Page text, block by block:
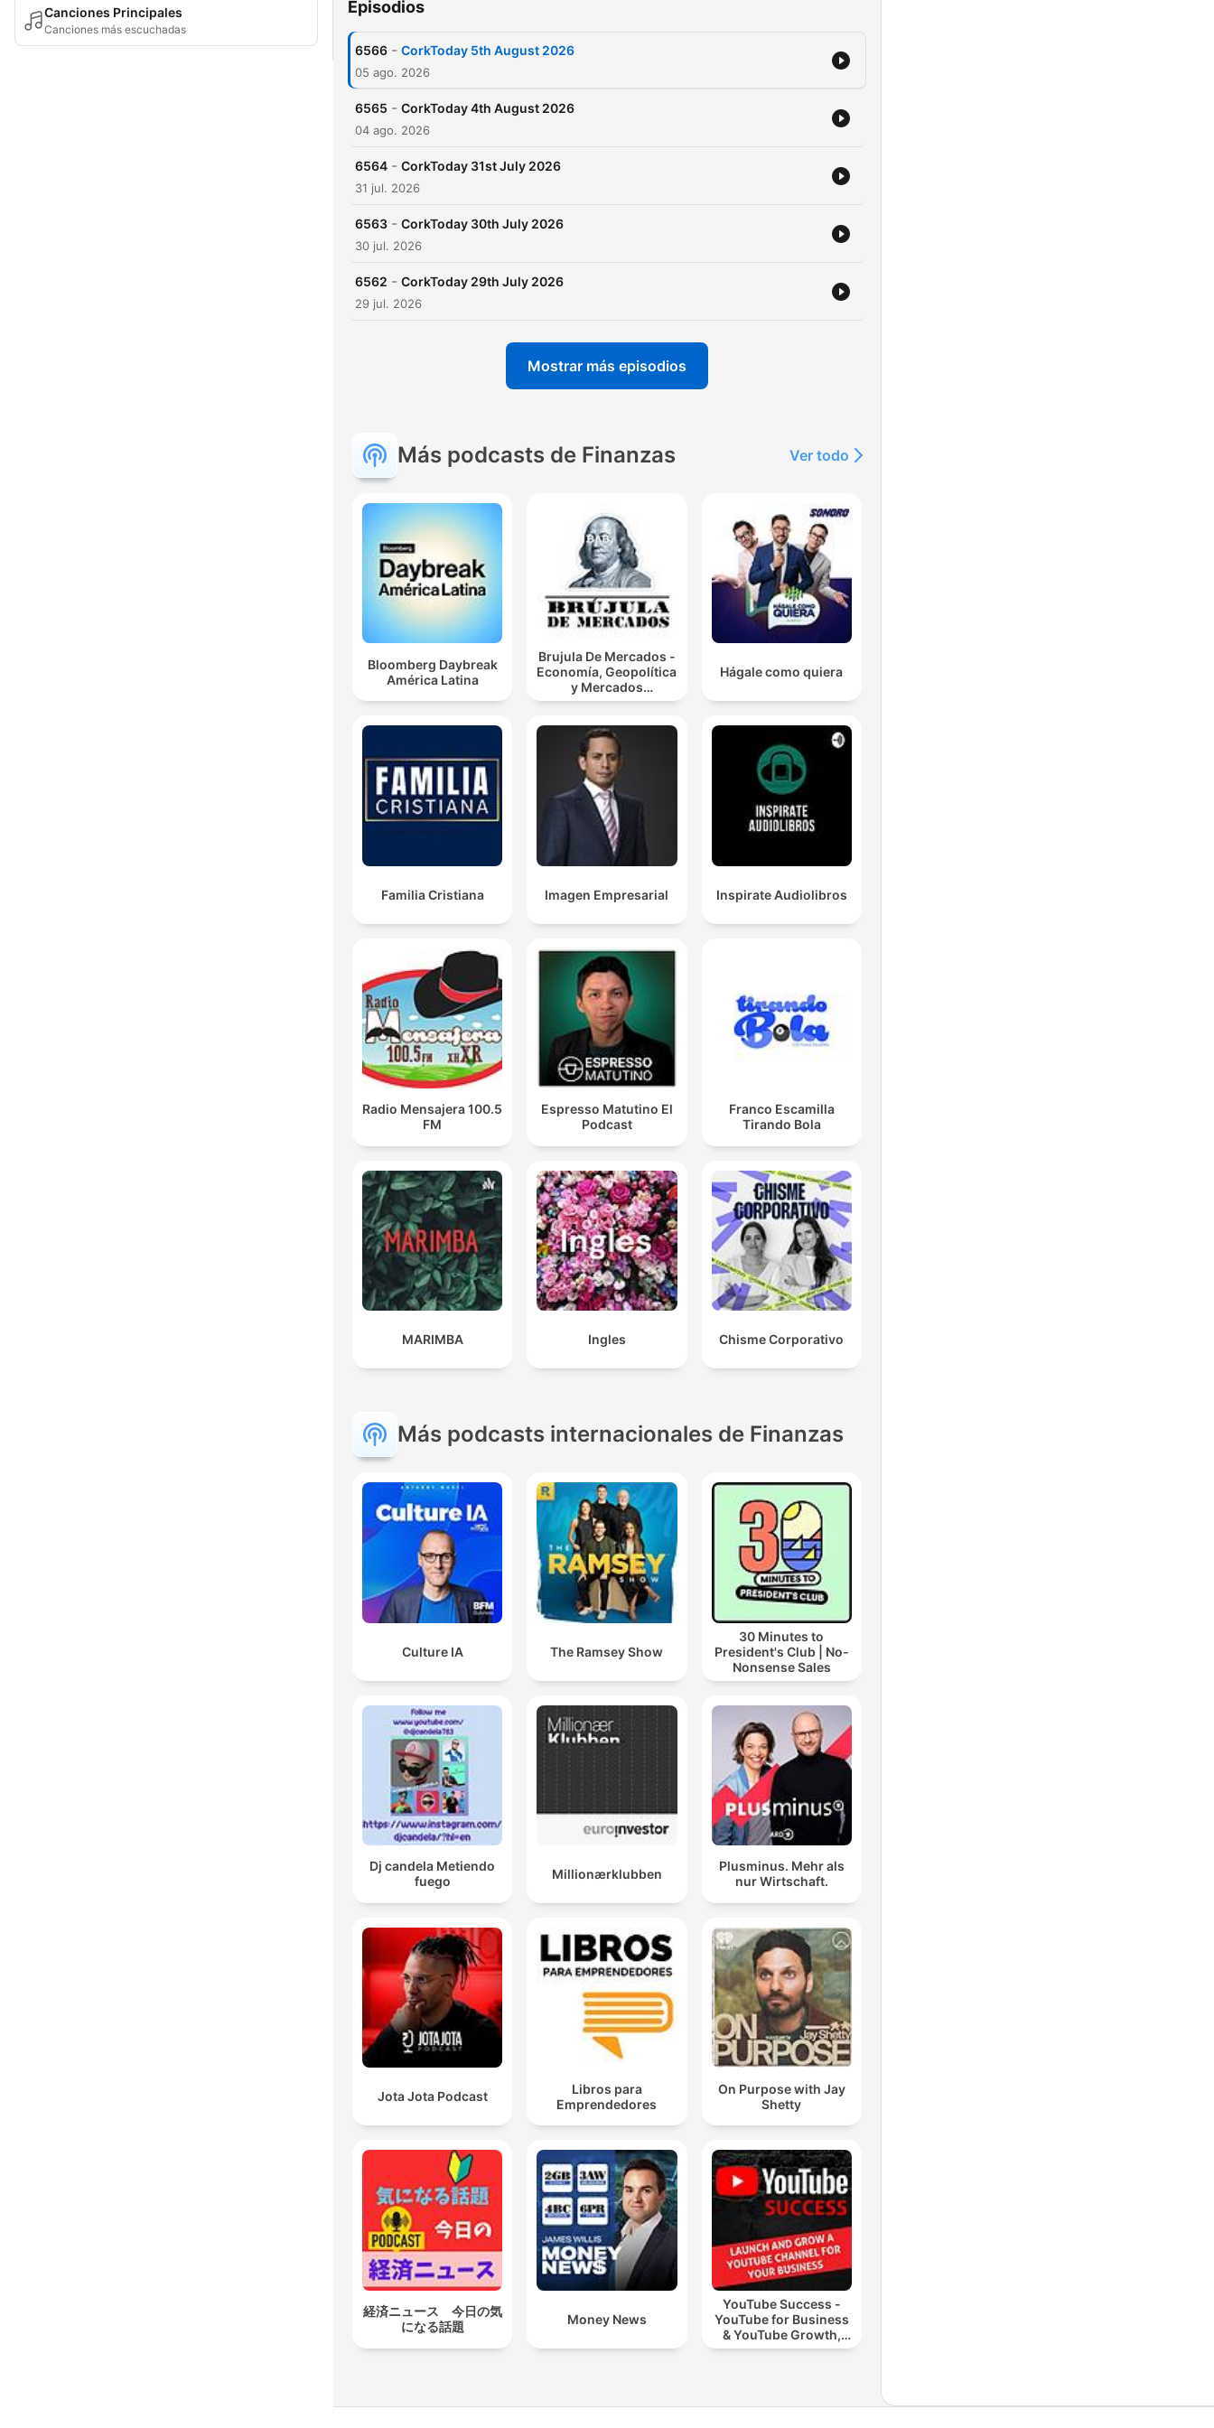
Canciones Principales
Canciones más escuchadas
Episodios
6566 - CorkToday 5th August 2026
05 ago. 2026
6565 - CorkToday 4th August 2026
04 ago. 2026
6564 - CorkToday 31st July 2026
31 jul. 2026
6563 - CorkToday 30th July 2026
30 jul. 2026
6562 - CorkToday 29th July 2026
29 jul. 2026
Mostrar más episodios
Más podcasts de Finanzas Ver todo
Bloomberg Daybreak
América Latina
Brujula De Mercados -
Economía, Geopolítica
y Mercados
Financieros.
Hágale como quiera
Familia Cristiana Imagen Empresarial Inspirate Audiolibros
Radio Mensajera 100.5
FM
Espresso Matutino El
Podcast
Franco Escamilla
Tirando Bola
MARIMBA Ingles Chisme Corporativo
Más podcasts internacionales de Finanzas
Culture IA The Ramsey Show
30 Minutes to
President's Club | No-
Nonsense Sales
Dj candela Metiendo
fuego
Millionærklubben
Plusminus. Mehr als
nur Wirtschaft.
Jota Jota Podcast
Libros para
Emprendedores
On Purpose with Jay
Shetty
経済ニュース 今日の気
になる話題
Money News
YouTube Success -
YouTube for Business
& YouTube Growth,
Video Marketing